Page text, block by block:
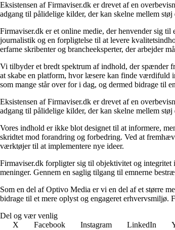
Eksistensen af Firmaviser.dk er drevet af en
adgang til pålidelige kilder, der kan skelne mellem
Firmaviser.dk er et online medie, der henvender sig
journalistik og en forpligtelse til at levere
erfarne skribenter og brancheeksperter, der arbejder
Vi tilbyder et bredt spektrum af indhold, der spænder
at skabe en platform, hvor læsere kan finde værdifuld
som mange står over for i dag, og dermed bidrage til
Eksistensen af Firmaviser.dk er drevet af en
adgang til pålidelige kilder, der kan skelne mellem
Vores indhold er ikke blot designet til at informere,
skridtet mod forandring og forbedring. Ved at
værktøjer til at implementere nye ideer.
Firmaviser.dk forpligter sig til objektivitet og integritet
meninger. Gennem en saglig tilgang til emnerne
Som en del af Optivo Media er vi en del af et større
bidrage til et mere oplyst og engageret
Del og vær venlig
X
Facebook Instagram LinkedIn